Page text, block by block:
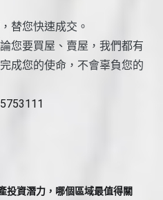
替您快速成交。
您要買屋、賣屋，我們都有
成您的使命，不會辜負您的
投資潛力，哪個區域最值得關